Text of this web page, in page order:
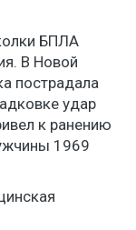
БПЛА
В Новой
пострадала
удар
к ранению
1969